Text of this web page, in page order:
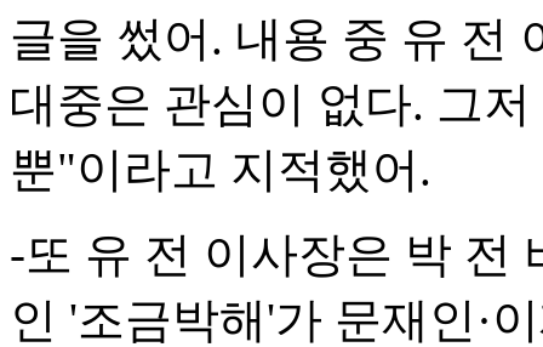
글을 썼어. 내용 중 유 전
대중은 관심이 없다. 그
뿐"이라고 지적했어.
-또 유 전 이사장은 박 전
인 '조금박해'가 문재인·